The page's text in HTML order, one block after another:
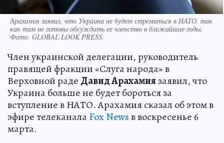
Арахамия заявил, что Украина не будет стремиться в НАТО, так
как там не готовы обсуждать ее членство в ближайшие годы.
Фото: GLOBAL LOOK PRESS.
Член украинской делегации, руководитель
правящей фракции «Слуга народа» в
Верховной раде Давид Арахамия заявил, что
Украина больше не будет бороться за
вступление в НАТО. Арахамия сказал об этом в
эфире телеканалаFox Newsв воскресенье 6
марта.